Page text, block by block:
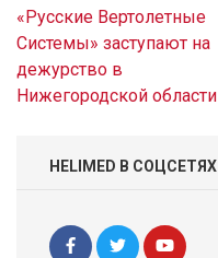
Навигация
по
записям
«Русские Вертолетные
Системы» заступают на
дежурство в
Нижегородской области
HELIMED В СОЦСЕТЯХ